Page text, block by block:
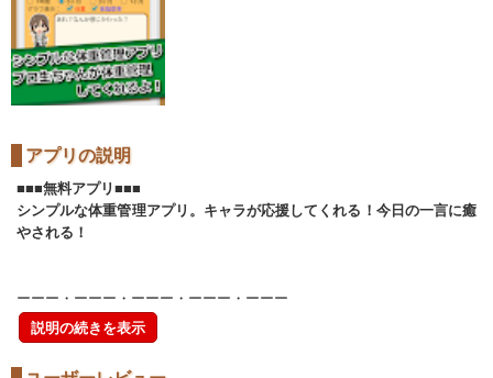
アプリの説明
■■■無料アプリ■■■
シンプルな体重管理アプリ。キャラが応援してくれる！今日の一言に癒
やされる！
ーーー・ーーー・ーーー・ーーー・ーーー
説明の続きを表示